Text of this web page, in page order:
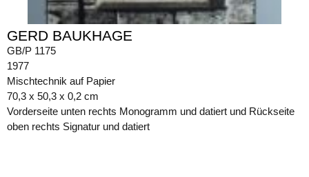
GERD BAUKHAGE
GB/P 1175
1977
Mischtechnik auf Papier
70,3 x 50,3 x 0,2 cm
Vorderseite unten rechts Monogramm und datiert und Rückseite
oben rechts Signatur und datiert